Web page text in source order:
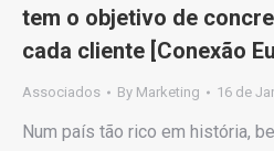
tem o objetivo de
cada cliente [Conexão
Associados By Marketing 16 de
Num país tão rico em história,